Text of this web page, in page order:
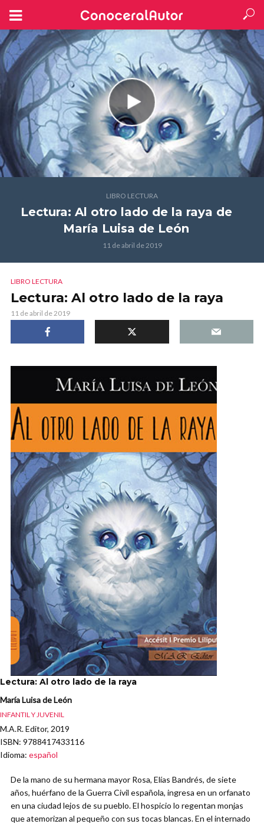
LIBRO LECTURA
Lectura: Al otro lado de la raya de
María Luisa de León
11 de abril de 2019
LIBRO LECTURA
Lectura: Al otro lado de la raya
11 de abril de 2019
Lectura: Al otro lado de la raya
María Luisa de León
INFANTIL Y JUVENIL
M.A.R. Editor, 2019
ISBN: 9788417433116
Idioma: español
De la mano de su hermana mayor Rosa, Elías Bandrés, de siete
años, huérfano de la Guerra Civil española, ingresa en un orfanato
en una ciudad lejos de su pueblo. El hospicio lo regentan monjas
que atemorizan al pequeño con sus tocas blancas. En el internado